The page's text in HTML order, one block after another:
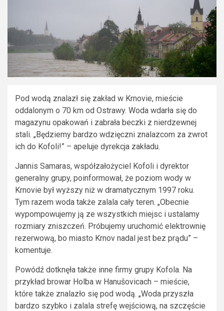
Pod wodą znalazł się zakład w Krnovie, mieście
oddalonym o 70 km od Ostrawy. Woda wdarła się do
magazynu opakowań i zabrała beczki z nierdzewnej
stali. „Będziemy bardzo wdzięczni znalazcom za zwrot
ich do Kofoli!” – apeluje dyrekcja zakładu.
Jannis Samaras, współzałożyciel Kofoli i dyrektor
generalny grupy, poinformował, że poziom wody w
Krnovie był wyższy niż w dramatycznym 1997 roku.
Tym razem woda także zalala cały teren. „Obecnie
wypompowujemy ją ze wszystkich miejsc i ustalamy
rozmiary zniszczeń. Próbujemy uruchomić elektrownię
rezerwową, bo miasto Krnov nadal jest bez prądu” –
komentuje.
Powódź dotknęła także inne firmy grupy Kofola. Na
przykład browar Holba w Hanušovicach – mieście,
które także znalazło się pod wodą. „Woda przyszła
bardzo szybko i zalala strefę wejściową, na szczęście